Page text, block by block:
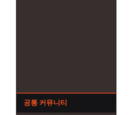
공통 커뮤니티